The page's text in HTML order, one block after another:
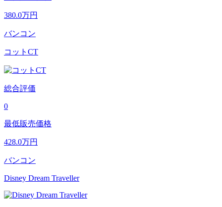
380.0万円
バンコン
コットCT
総合評価
0
最低販売価格
428.0万円
バンコン
Disney Dream Traveller